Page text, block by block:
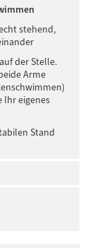
stehend,
der Stelle.
Arme
Ihr eigenes
Stand